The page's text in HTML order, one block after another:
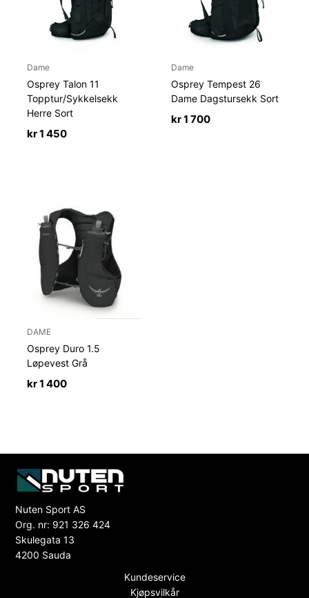
Dame
Osprey Talon 11
Topptur/Sykkelsekk
Herre Sort
kr1 450
Dame
Osprey Tempest 26
Dame Dagstursekk Sort
kr1 700
DAME
Osprey Duro 1.5
Løpevest Grå
kr1 400
Nuten Sport AS
Org. nr: 921 326 424
Skulegata 13
4200 Sauda
Kundeservice
Kjøpsvilkår